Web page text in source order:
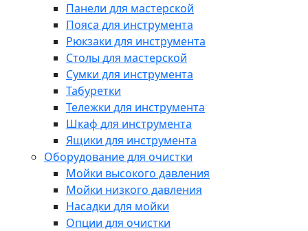
Панели для мастерской
Пояса для инструмента
Рюкзаки для инструмента
Столы для мастерской
Сумки для инструмента
Табуретки
Тележки для инструмента
Шкаф для инструмента
Ящики для инструмента
Оборудование для очистки
Мойки высокого давления
Мойки низкого давления
Насадки для мойки
Опции для очистки